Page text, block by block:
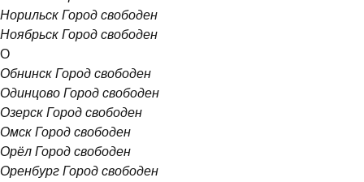
Норильск Город свободен
Ноябрьск Город свободен
О
Обнинск Город свободен
Одинцово Город свободен
Озерск Город свободен
Омск Город свободен
Орёл Город свободен
Оренбург Город свободен